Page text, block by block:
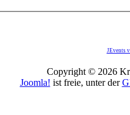
JEvents
Copyright © 2026
Joomla! ist freie, unter der